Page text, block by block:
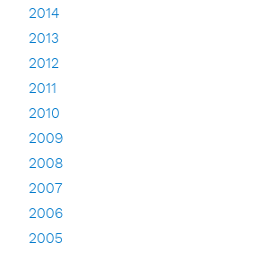
2014
2013
2012
2011
2010
2009
2008
2007
2006
2005